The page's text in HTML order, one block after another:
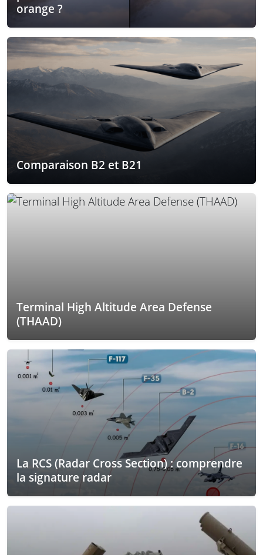
orange ?
Comparaison B2 et B21
Terminal High Altitude Area Defense
(THAAD)
La RCS (Radar Cross Section) : comprendre
la signature radar